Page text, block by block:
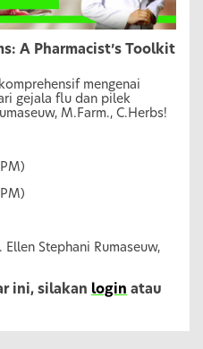
A Pharmacist’s Toolkit
mengenai
gejala flu dan pilek
M.Farm., C.Herbs!
Ellen Stephani Rumaseuw,
ini, silakan login atau